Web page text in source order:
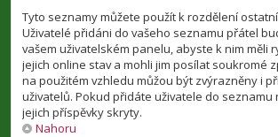
Tyto seznamy můžete použít k rozdělení
Uživatelé přidáni do vašeho seznamu přátel
vašem uživatelském panelu, abyste k nim měli
jejich online stav a mohli jim posílat soukromé
na použitém vzhledu můžou být zvýrazněny i
uživatelů. Pokud přidáte uživatele do seznamu
jejich příspěvky skryty.
Nahoru